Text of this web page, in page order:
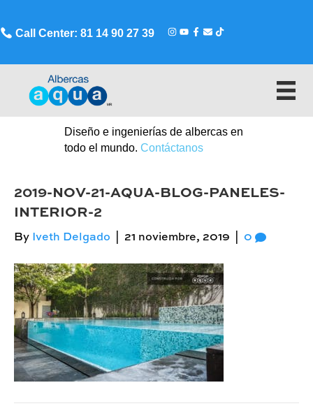
Call Center: 81 14 90 27 39
Diseño e ingenierías de albercas en
todo el mundo. Contáctanos
2019-NOV-21-AQUA-BLOG-PANELES-
INTERIOR-2
By Iveth Delgado 21 noviembre, 2019 0